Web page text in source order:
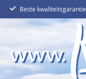
Ga Beste kwaliteitsgarantie